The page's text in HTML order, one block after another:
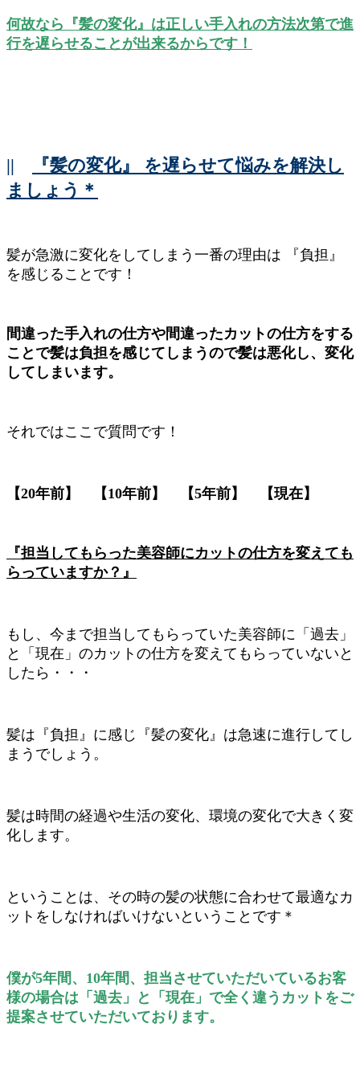
何故なら『髪の変化』は正しい手入れの方法次第で進
行を遅らせることが出来るからです！
||
『髪の変化』 を遅らせて悩みを解決し
ましょう＊
髪が急激に変化をしてしまう一番の理由は 『負担』
を感じることです！
間違った手入れの仕方や間違ったカットの仕方をする
ことで髪は負担を感じてしまうので髪は悪化し、変化
してしまいます。
それではここで質問です！
【20年前】 【10年前】 【5年前】 【現在】
『担当してもらった美容師にカットの仕方を変えても
らっていますか？』
もし、今まで担当してもらっていた美容師に「過去」
と「現在」のカットの仕方を変えてもらっていないと
したら・・・
髪は『負担』に感じ『髪の変化』は急速に進行してし
まうでしょう。
髪は時間の経過や生活の変化、環境の変化で大きく変
化します。
ということは、その時の髪の状態に合わせて最適なカ
ットをしなければいけないということです＊
僕が5年間、10年間、担当させていただいているお客
様の場合は「過去」と「現在」で全く違うカットをご
提案させていただいております。